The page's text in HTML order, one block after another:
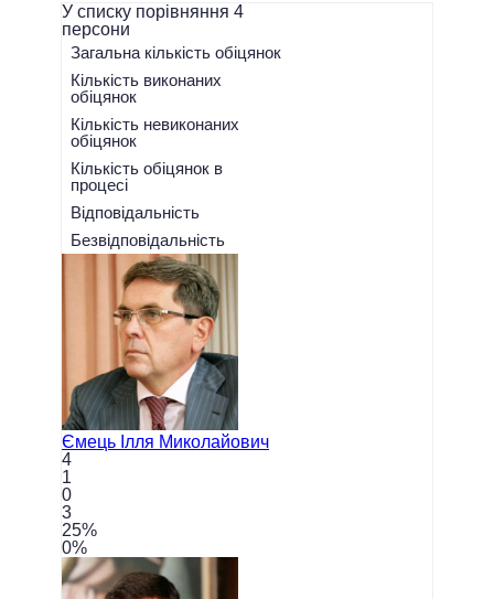
У списку порівняння 4
персони
Загальна кількість обіцянок
Кількість виконаних
обіцянок
Кількість невиконаних
обіцянок
Кількість обіцянок в
процесі
Відповідальність
Безвідповідальність
Ємець Ілля Миколайович
4
1
0
3
25%
0%